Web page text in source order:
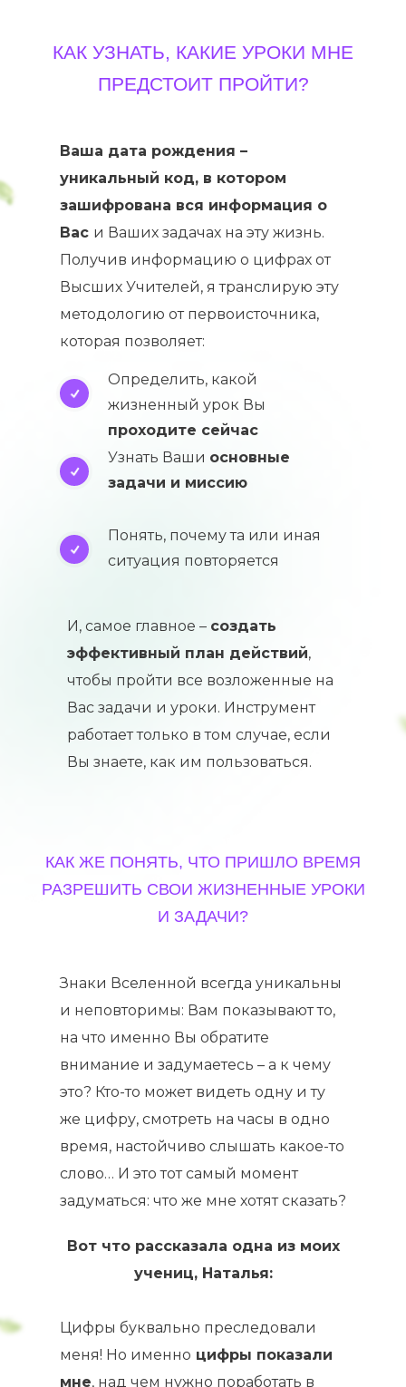
Определить, какой
жизненный урок Вы
проходите сейчас
Узнать Ваши основные
задачи и миссию
Понять, почему та или иная
ситуация повторяется
КАК УЗНАТЬ, КАКИЕ УРОКИ МНЕ
ПРЕДСТОИТ ПРОЙТИ?
Ваша дата рождения –
уникальный код, в котором
зашифрована вся информация о
Вас и Ваших задачах на эту жизнь.
Получив информацию о цифрах от
Высших Учителей, я транслирую эту
методологию от первоисточника,
которая позволяет:
И, самое главное – создать
эффективный план действий,
чтобы пройти все возложенные на
Вас задачи и уроки. Инструмент
работает только в том случае, если
Вы знаете, как им пользоваться.
КАК ЖЕ ПОНЯТЬ, ЧТО ПРИШЛО ВРЕМЯ
РАЗРЕШИТЬ СВОИ ЖИЗНЕННЫЕ УРОКИ
И ЗАДАЧИ?
Знаки Вселенной всегда уникальны
и неповторимы: Вам показывают то,
на что именно Вы обратите
внимание и задумаетесь – а к чему
это? Кто-то может видеть одну и ту
же цифру, смотреть на часы в одно
время, настойчиво слышать какое-то
слово… И это тот самый момент
задуматься: что же мне хотят сказать?
Вот что рассказала одна из моих
учениц, Наталья:
Цифры буквально преследовали
меня! Но именно цифры показали
мне, над чем нужно поработать в